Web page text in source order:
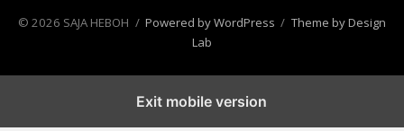
© 2026 SAJA HEBOH / Powered by WordPress / Theme by Design
Lab
Exit mobile version